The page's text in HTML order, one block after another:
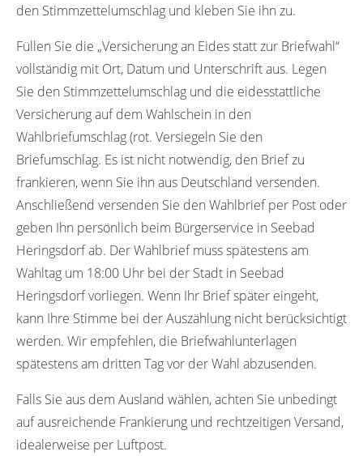
den Stimmzettelumschlag und kleben Sie ihn zu.
Füllen Sie die „Versicherung an Eides statt zur Briefwahl“
vollständig mit Ort, Datum und Unterschrift aus. Legen
Sie den Stimmzettelumschlag und die eidesstattliche
Versicherung auf dem Wahlschein in den
Wahlbriefumschlag (rot. Versiegeln Sie den
Briefumschlag. Es ist nicht notwendig, den Brief zu
frankieren, wenn Sie ihn aus Deutschland versenden.
Anschließend versenden Sie den Wahlbrief per Post oder
geben Ihn persönlich beim Bürgerservice in Seebad
Heringsdorf ab. Der Wahlbrief muss spätestens am
Wahltag um 18:00 Uhr bei der Stadt in Seebad
Heringsdorf vorliegen. Wenn Ihr Brief später eingeht,
kann Ihre Stimme bei der Auszählung nicht berücksichtigt
werden. Wir empfehlen, die Briefwahlunterlagen
spätestens am dritten Tag vor der Wahl abzusenden.
Falls Sie aus dem Ausland wählen, achten Sie unbedingt
auf ausreichende Frankierung und rechtzeitigen Versand,
idealerweise per Luftpost.